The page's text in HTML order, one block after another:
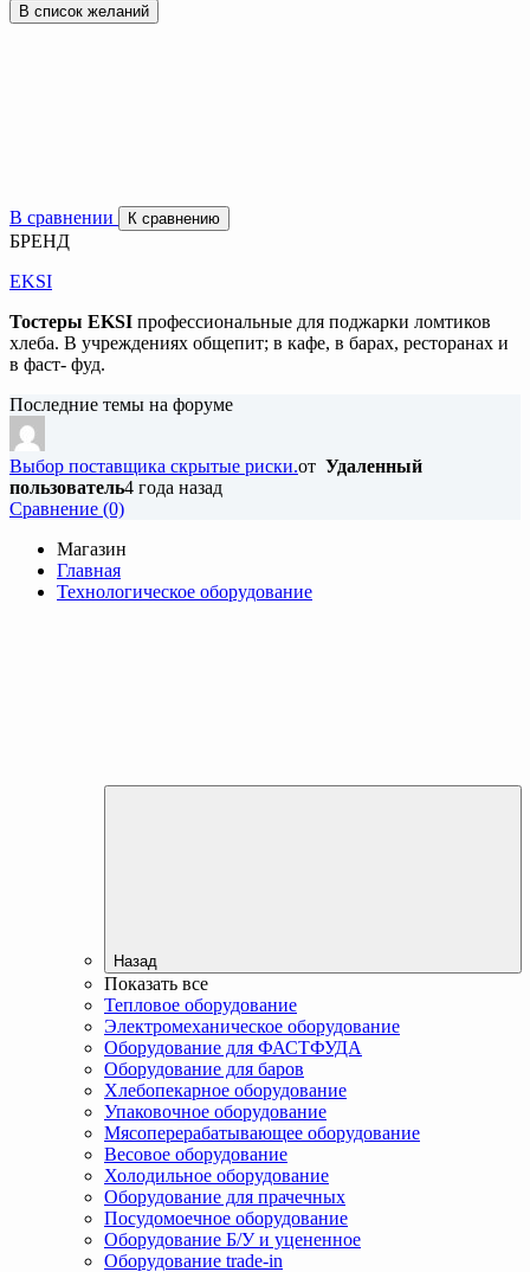
В список желаний
В сравнении К сравнению
БРЕНД
EKSI
Тостеры EKSI профессиональные для поджарки ломтиков
хлеба. В учреждениях общепит; в кафе, в барах, ресторанах и
в фаст- фуд.
Последние темы на форуме
Выбор поставщика скрытые риски.от Удаленный
пользователь4 года назад
Cравнение (0)
Магазин
Главная
Технологическое оборудование
Назад
Показать все
Тепловое оборудование
Электромеханическое оборудование
Оборудование для ФАСТФУДА
Оборудование для баров
Хлебопекарное оборудование
Упаковочное оборудование
Мясоперерабатывающее оборудование
Весовое оборудование
Холодильное оборудование
Оборудование для прачечных
Посудомоечное оборудование
Оборудование Б/У и уцененное
Оборудование trade-in